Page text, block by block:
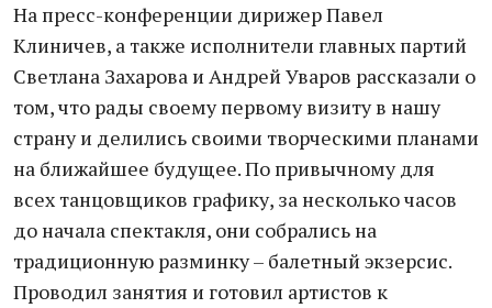
На пресс-конференции дирижер Павел
Клиничев, а также исполнители главных партий
Светлана Захарова и Андрей Уваров рассказали о
том, что рады своему первому визиту в нашу
страну и делились своими творческими планами
на ближайшее будущее. По привычному для
всех танцовщиков графику, за несколько часов
до начала спектакля, они собрались на
традиционную разминку – балетный экзерсис.
Проводил занятия и готовил артистов к